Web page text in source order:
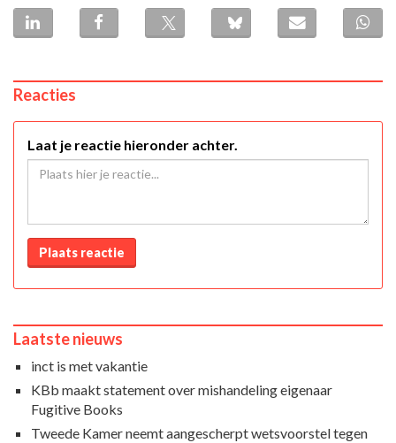
Reacties
Laat je reactie hieronder achter.
Plaats reactie
Laatste nieuws
inct is met vakantie
KBb maakt statement over mishandeling eigenaar
Fugitive Books
Tweede Kamer neemt aangescherpt wetsvoorstel tegen